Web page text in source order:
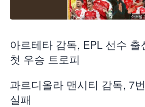
아르테타 감독, EPL 선수 출
첫 우승 트로피
과르디올라 맨시티 감독, 7
실패